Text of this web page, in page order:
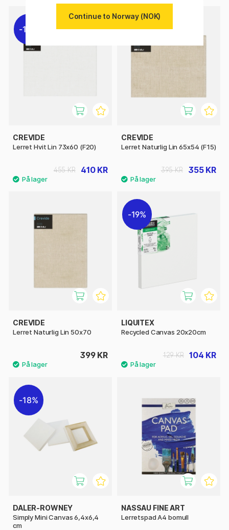
10%
CREVIDE
Lerret Hvit Lin 73x60 (F20)
410 KR
455 KR
10%
CREVIDE
Lerret Naturlig Lin 65x54 (F15)
355 KR
395 KR
CREVIDE
Lerret Naturlig Lin 50x70
399 KR
19%
LIQUITEX
Recycled Canvas 20x20cm
104 KR
129 KR
18%
DALER-ROWNEY
Simply Mini Canvas 6,4x6,4
cm
NASSAU FINE ART
Lerretspad A4 bomull
Continue to Norway (NOK)